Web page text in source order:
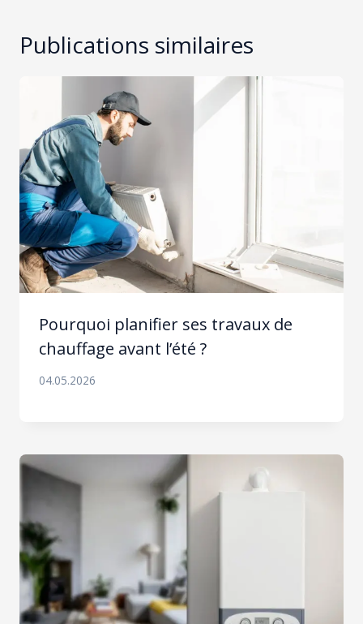
Publications similaires
Pourquoi planifier ses travaux de
chauffage avant l’été ?
04.05.2026